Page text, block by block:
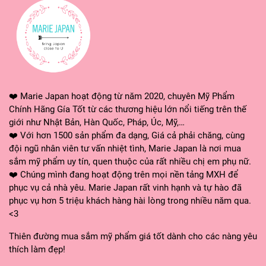
số chống nắng cao, ngoài ra còn nhiều công
dụng khác cụ thể như:
Chỉ số chống nắng cao
bảo vệ da tối đa trước tác hại của tia UV,
chống tia cực tím do ánh nắng mặt trời gây ra.
Đồng thời ngăn chặn và hạn chế tối đa tình
trạng bỏng rát, sạm nám, lão hóa do tia cực
tím. Tạo lớp màng bảo vệ da. hiệu quả chống
nắng kéo dài suốt nhiều giờ nhờ
Hiệu quả và an toàn
Chứa thành phần an toàn lành tính từ Vitamin
❤️ Marie Japan hoạt động từ năm 2020, chuyên Mỹ Phẩm
Chính Hãng Gía Tốt từ các thương hiệu lớn nổi tiếng trên thế
giới như Nhật Bản, Hàn Quốc, Pháp, Úc, Mỹ,…
❤️ Với hơn 1500 sản phẩm đa dạng, Giá cả phải chăng, cùng
đội ngũ nhân viên tư vấn nhiệt tình, Marie Japan là nơi mua
sắm mỹ phẩm uy tín, quen thuộc của rất nhiều chị em phụ nữ.
❤️ Chúng mình đang hoạt động trên mọi nền tảng MXH để
phục vụ cả nhà yêu. Marie Japan rất vinh hạnh và tự hào đã
phục vụ hơn 5 triệu khách hàng hài lòng trong nhiều năm qua.
<3
Thiên đường mua sắm mỹ phẩm giá tốt dành cho các nàng yêu
thích làm đẹp!